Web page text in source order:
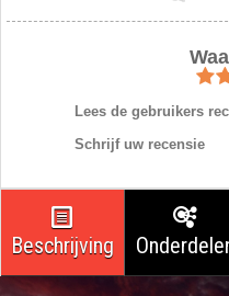
Lees de gebruikers
Schrijf uw recensie
Beschrijving